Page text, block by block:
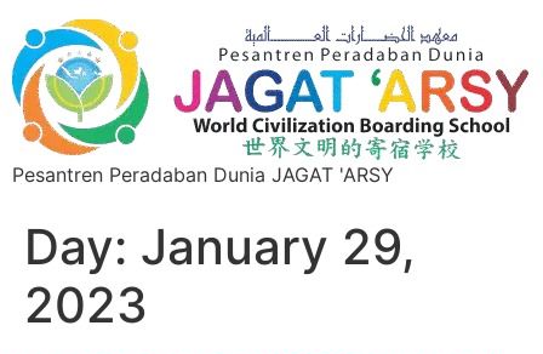
Pesantren Peradaban Dunia JAGAT 'ARSY
Day: January 29,
2023